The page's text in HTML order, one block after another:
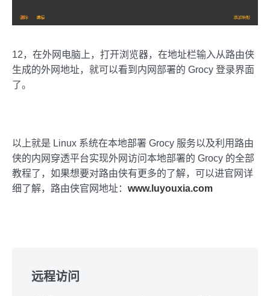
12，在外网电脑上，打开浏览器，在地址栏输入从路由侠
生成的外网地址，就可以看到内网部署的 Grocy 登录界面
了。
以上就是 Linux 系统在本地部署 Grocy 服务以及利用路由
侠的内网穿透平台实现外网访问本地部署的 Grocy 的全部
教程了，如果想要对路由侠有更多的了解，可以进官网详
细了解，路由侠官网地址： www.luyouxia.com
footer
远程访问